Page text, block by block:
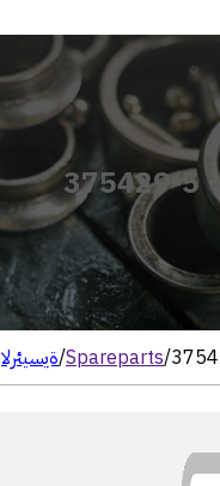
375429-5
الرئيسية/Spareparts/